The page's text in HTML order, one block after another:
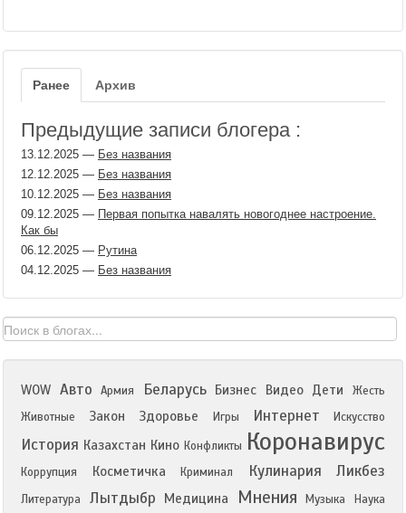
Ранее Архив
Предыдущие записи блогера :
13.12.2025 — Без названия
12.12.2025 — Без названия
10.12.2025 — Без названия
09.12.2025 — Первая попытка навалять новогоднее настроение.
Как бы
06.12.2025 — Рутина
04.12.2025 — Без названия
WOW Авто Армия Беларусь Бизнес Видео Дети
Жесть
Животные
Закон Здоровье Игры Интернет Искусство
История Казахстан Кино Конфликты Коронавирус
Коррупция Косметичка Криминал Кулинария Ликбез
Литература Лытдыбр Медицина Мнения Музыка Наука